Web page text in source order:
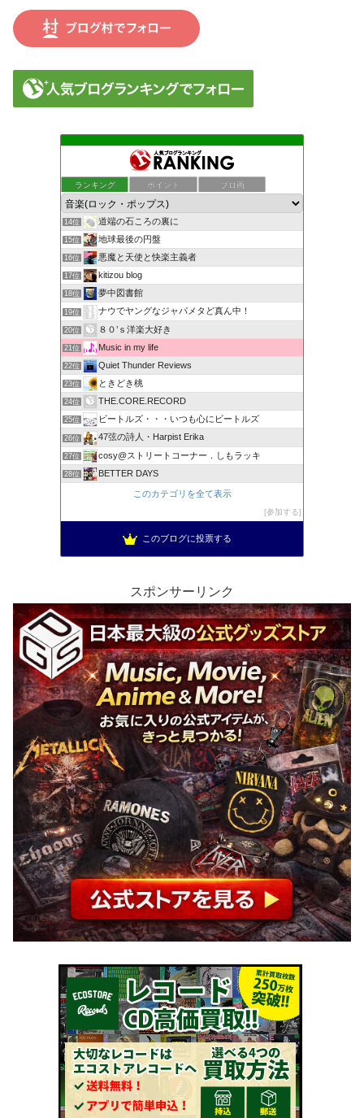
ランキング ポイント ブロ画
14位 道端の石ころの裏に
15位 地球最後の円盤
16位 悪魔と天使と快楽主義者
17位 kitizou blog
18位 夢中図書館
19位 ナウでヤングなジャパメタど真ん中！
20位 ８０’ｓ洋楽大好き
21位 Music in my life
22位 Quiet Thunder Reviews
23位 ときどき桃
24位 THE.CORE.RECORD
25位 ビートルズ・・・いつも心にビートルズ
26位 47弦の詩人・Harpist Erika
27位 cosy@ストリートコーナー．しもラッキ
28位 BETTER DAYS
このカテゴリを全て表示
参加する
このブログに投票する
スポンサーリンク